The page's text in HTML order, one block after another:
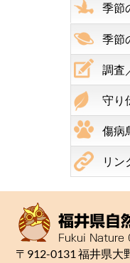
季節
季節
調査
守り
傷病
リン
〒912-0131 福井県大